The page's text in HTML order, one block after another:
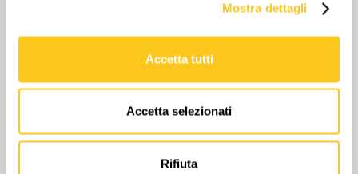
sezione dettagli. Puoi
Utilizziamo i cookie per personalizzare contenuti ed
analizzare il nostro traffico. Condividiamo inoltre
informazioni sul modo in cui utilizzi il nostro sito con i
nostri partner che si occupano di analisi dei dati web,
Mostra dettagli
Accetta tutti
Accetta selezionati
Rifiuta